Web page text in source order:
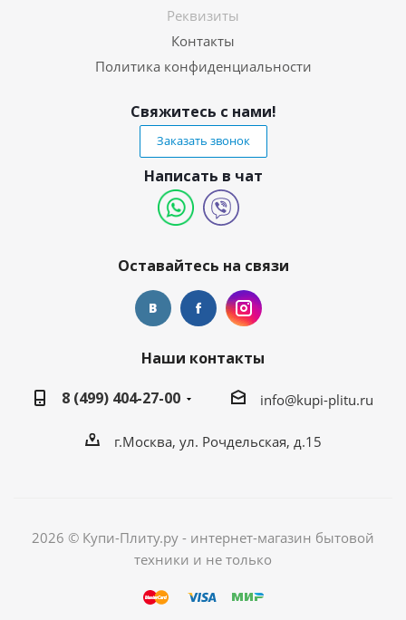
Реквизиты
Контакты
Политика конфиденциальности
Свяжитесь с нами!
Заказать звонок
Написать в чат
Оставайтесь на связи
Наши контакты
8 (499) 404-27-00
info@kupi-plitu.ru
г.Москва, ул. Рочдельская, д.15
2026 © Купи-Плиту.ру - интернет-магазин бытовой
техники и не только